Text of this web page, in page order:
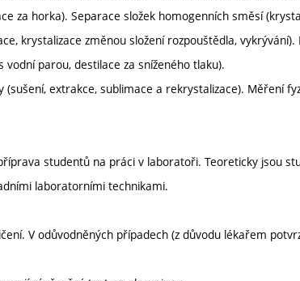
za horka). Separace složek homogenních směsí
krystalizace změnou složení rozpouštědla,
parou, destilace za sníženého tlaku).
(sušení, extrakce, sublimace a rekrystalizace). Měření
studentů na práci v laboratoři. Teoreticky jsou
laboratorními technikami.
V odůvodněných případech (z důvodu lékařem